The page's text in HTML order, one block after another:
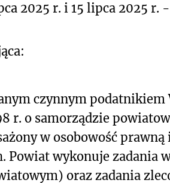
2025 r. i 15 lipca 2025 r.
czynnym podatnikiem
r. o samorządzie
w osobowość prawną
wykonuje zadania
oraz zadania